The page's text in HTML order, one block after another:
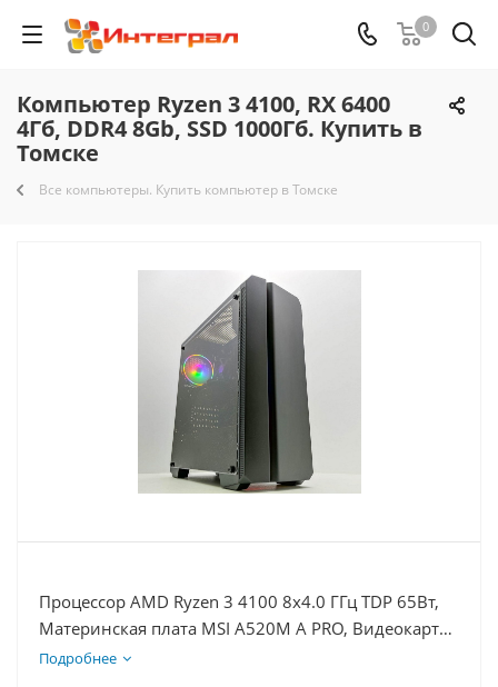
0
Компьютер Ryzen 3 4100, RX 6400
4Гб, DDR4 8Gb, SSD 1000Гб. Купить в
Томске
Все компьютеры. Купить компьютер в Томске
Процессор AMD Ryzen 3 4100 8x4.0 ГГц TDP 65Вт,
Материнская плата MSI A520M A PRO, Видеокарта
RX 6400 4Гб, Память DDR4 8Gb, Диски SSD
Подробнее